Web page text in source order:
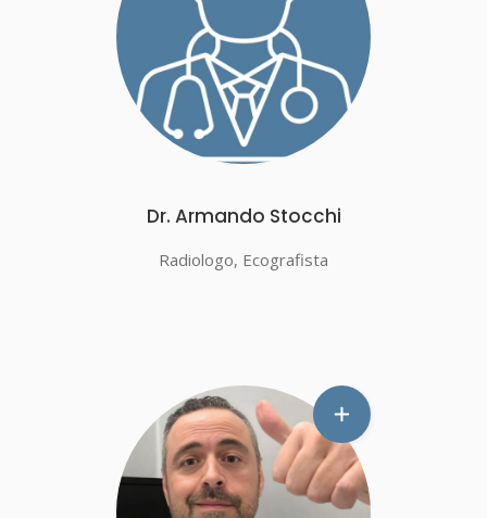
Dr. Armando Stocchi
Radiologo, Ecografista